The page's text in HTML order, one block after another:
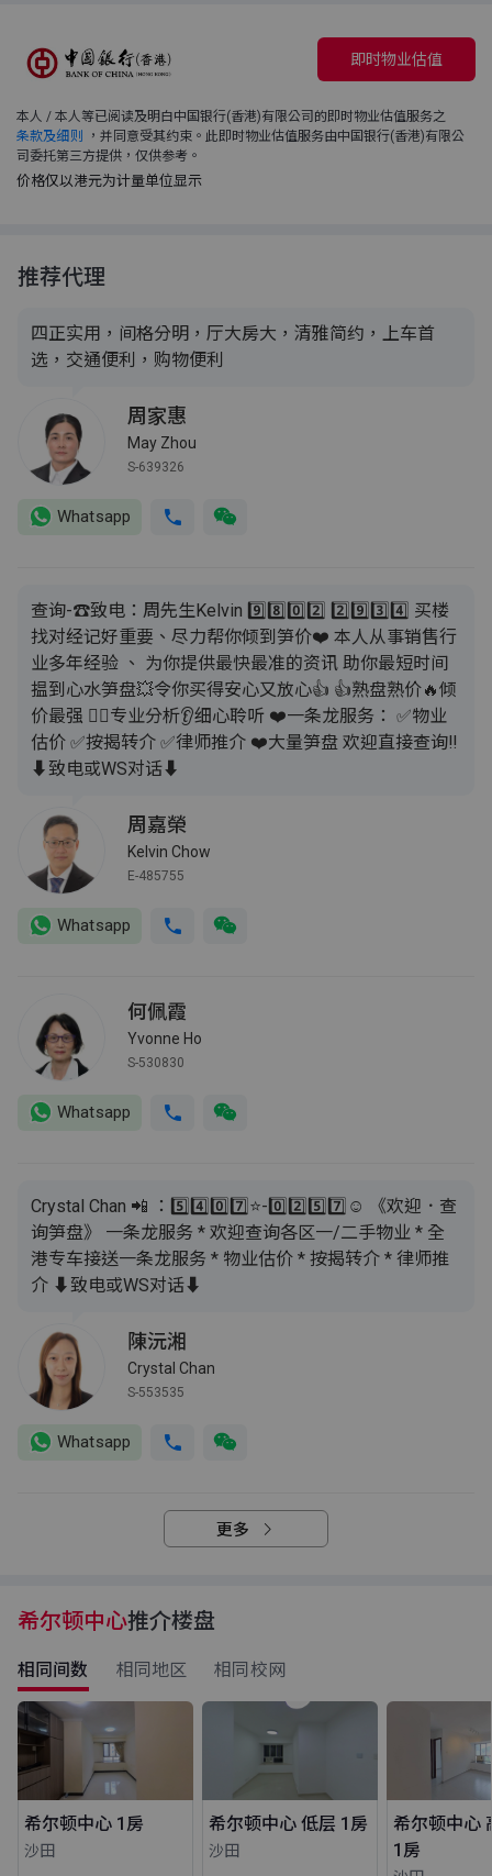
即时物业估值
本人 / 本人等已阅读及明白中国银行(香港)有限公司的即时物业估值服务之
条款及细则
，并同意受其约束。此即时物业估值服务由中国银行(香港)有限公
司委托第三方提供，仅供参考。
价格仅以港元为计量单位显示
推荐代理
四正实用，间格分明，厅大房大，清雅简约，上车首
选，交通便利，购物便利
周家惠
May Zhou
S-639326
Whatsapp
查询-☎致电：周先生Kelvin 9️⃣8️⃣0️⃣2️⃣ 2️⃣9️⃣3️⃣4️⃣ 买楼
找对经记好重要、尽力帮你倾到笋价❤️ 本人从事销售行
业多年经验 、 为你提供最快最准的资讯 助你最短时间
揾到心水笋盘💥令你买得安心又放心👍 👍熟盘熟价🔥倾
价最强 💁‍♂️专业分析👂细心聆听 ❤️一条龙服务： ✅️物业
估价 ✅️按揭转介 ✅️律师推介 ❤️大量笋盘 欢迎直接查询‼️
⬇️致电或WS对话⬇️
周嘉榮
Kelvin Chow
E-485755
Whatsapp
何佩霞
Yvonne Ho
S-530830
Whatsapp
Crystal Chan 📲 ：5️⃣4️⃣0️⃣7️⃣⭐️-0️⃣2️⃣5️⃣7️⃣☺️ 《欢迎．查
询笋盘》 一条龙服务 * 欢迎查询各区一/二手物业 * 全
港专车接送一条龙服务 * 物业估价 * 按揭转介 * 律师推
介 ⬇️致电或WS对话⬇️
陳沅湘
Crystal Chan
S-553535
Whatsapp
更多
希尔顿中心推介楼盘
相同间数 相同地区 相同校网
希尔顿中心 1房
沙田
希尔顿中心 低层 1房
沙田
希尔顿中心
1房